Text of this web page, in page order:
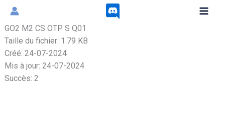
Aller
contenu
GO2 M2 CS OTP S Q01
Taille du fichier: 1.79 KB
Créé: 24-07-2024
Mis à jour: 24-07-2024
Succès: 2